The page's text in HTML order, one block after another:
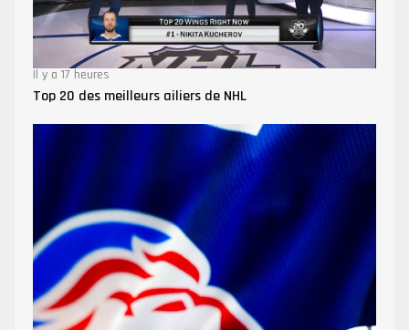
Il y a 17 heures
Top 20 des meilleurs ailiers de NHL